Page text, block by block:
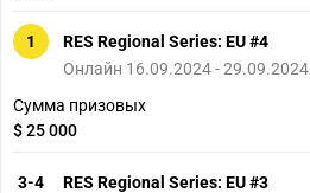
1
RES Regional Series: EU #4
Онлайн 16.09.2024 - 29.09.2024
Сумма призовых
$ 25 000
3-4
RES Regional Series: EU #3